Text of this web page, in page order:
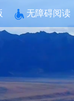
无障碍阅读